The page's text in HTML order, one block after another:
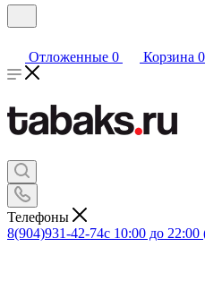
Отложенные 0 Корзина 0
Телефоны
8(904)931-42-74с 10:00 до 22:00